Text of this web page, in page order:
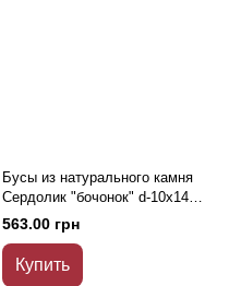
Бусы из натурального камня
Сердолик "бочонок" d-10х14мм
L-47см
563.00 грн
Купить